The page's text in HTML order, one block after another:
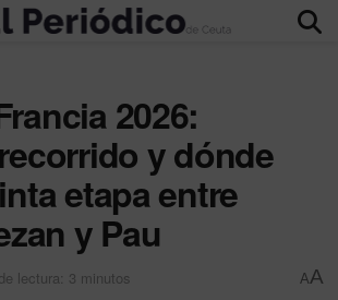
2026:
y dónde
etapa entre
y Pau
lectura: 3 minutos AA